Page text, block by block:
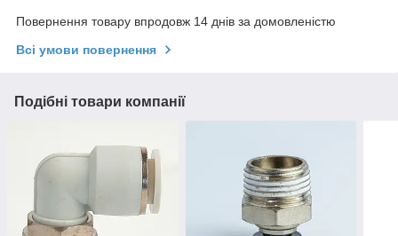
Повернення товару впродовж 14 днів за домовленістю
Всі умови повернення
Подібні товари компанії